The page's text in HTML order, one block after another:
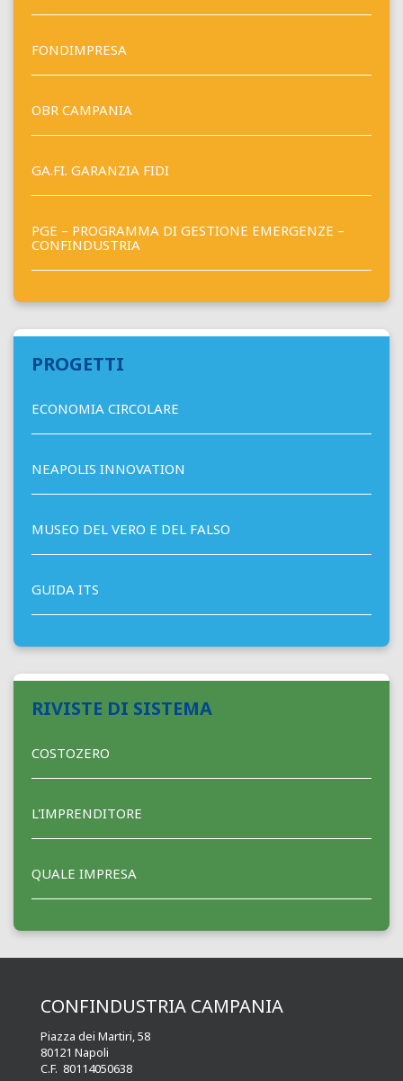
FONDIMPRESA
OBR CAMPANIA
GA.FI. GARANZIA FIDI
PGE – PROGRAMMA DI GESTIONE EMERGENZE –
CONFINDUSTRIA
PROGETTI
ECONOMIA CIRCOLARE
NEAPOLIS INNOVATION
MUSEO DEL VERO E DEL FALSO
GUIDA ITS
RIVISTE DI SISTEMA
COSTOZERO
L'IMPRENDITORE
QUALE IMPRESA
CONFINDUSTRIA CAMPANIA
Piazza dei Martiri, 58
80121 Napoli
C.F. 80114050638